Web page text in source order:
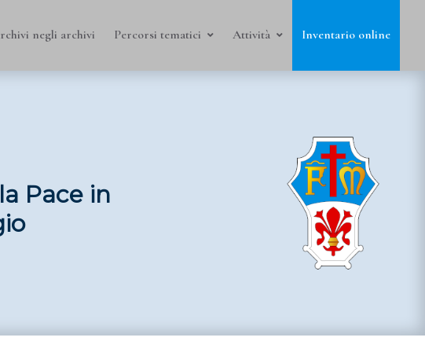
negli archivi Percorsi tematici Attività Inventario online
Pace in